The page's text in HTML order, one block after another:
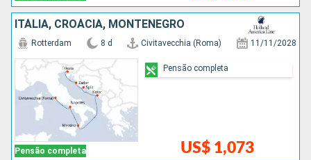
ITÁLIA, CROÁCIA, MONTENEGRO
Pensão completa
Rotterdam 8 d Civitavecchia (Roma) 11/11/2028
US$ 1,073
Pensão completa